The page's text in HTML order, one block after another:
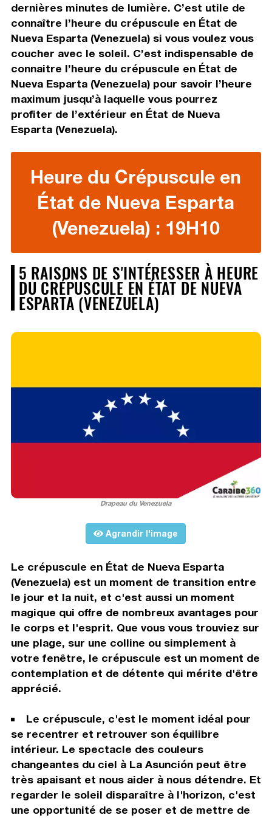
dernières minutes de lumière. C’est utile de
connaître l’heure du crépuscule en État de
Nueva Esparta (Venezuela) si vous voulez vous
coucher avec le soleil. C’est indispensable de
connaitre l’heure du crépuscule en État de
Nueva Esparta (Venezuela) pour savoir l’heure
maximum jusqu’à laquelle vous pourrez
profiter de l’extérieur en État de Nueva
Esparta (Venezuela).
Heure du Crépuscule en
État de Nueva Esparta
(Venezuela) : 19H10
5 RAISONS DE S'INTÉRESSER À HEURE
DU CRÉPUSCULE EN ÉTAT DE NUEVA
ESPARTA (VENEZUELA)
Drapeau du Venezuela
Agrandir l'image
Le crépuscule en État de Nueva Esparta
(Venezuela) est un moment de transition entre
le jour et la nuit, et c'est aussi un moment
magique qui offre de nombreux avantages pour
le corps et l'esprit. Que vous vous trouviez sur
une plage, sur une colline ou simplement à
votre fenêtre, le crépuscule est un moment de
contemplation et de détente qui mérite d'être
apprécié.
Le crépuscule, c'est le moment idéal pour
se recentrer et retrouver son équilibre
intérieur. Le spectacle des couleurs
changeantes du ciel à La Asunción peut être
très apaisant et nous aider à nous détendre. Et
regarder le soleil disparaître à l'horizon, c'est
une opportunité de se poser et de mettre de